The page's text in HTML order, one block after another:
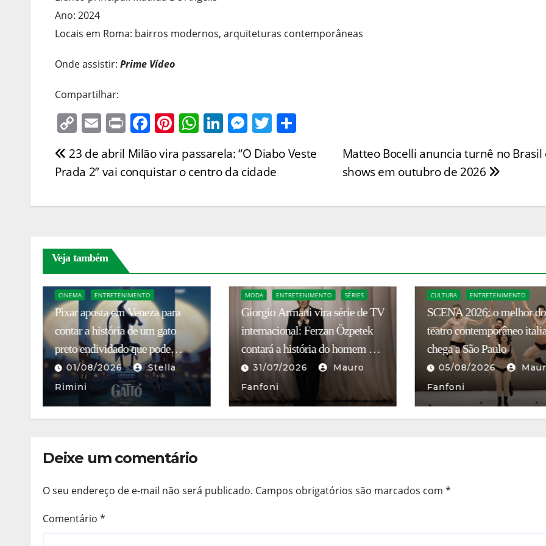
Ano: 2024
Locais em Roma: bairros modernos, arquiteturas contemporâneas
Onde assistir: Prime Vídeo
Compartilhar:
C
o
p
y
Li
E
m
ai
l
Pr
in
t
F
c
e
b
Pi
er
e
st
W
at
s
A
Li
n
k
e
dI
M
e
ss
e
n
T
w
itt
er
ar
Navegação
de
Post
Matteo Bocelli anuncia turnê no Brasil
shows em outubro de 2026
23 de abril Milão vira passarela: “O Diabo Veste
Prada 2” vai conquistar o centro da cidade
Veja também
MODA ENTRETENIMENTO SÉRIES
Giorgio Armani vira série de TV
internacional: Ferzan Özpetek
contará a história do homem que
revolucionou a elegância
italiana
31/07/2026
Mauro
Fanfoni
CULTURA ENTRETENIMENTO
SCENA 2026: o melhor do
teatro contemporâneo italiano
chega a São Paulo
05/08/2026
Mauro
Fanfoni
CINEMA ENTRETENIMENTO
Pixar aposta em Veneza
contar a história de um
preto endividado que pode
conquistar o mundo
01/08/2026
Rimini
Deixe um comentário
O seu endereço de e-mail não será publicado. Campos obrigatórios são marcados com *
Comentário *